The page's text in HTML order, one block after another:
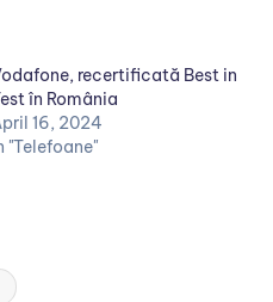
recertificată Best in
în România
16, 2024
"Telefoane"